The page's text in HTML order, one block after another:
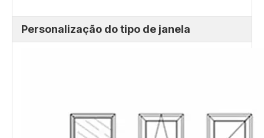
Personalização do tipo de janela